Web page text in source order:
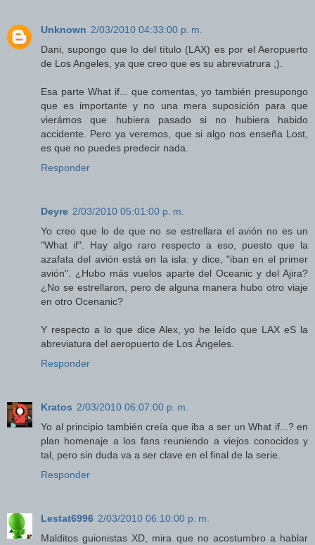
Unknown 2/03/2010 04:33:00 p. m.
Dani, supongo que lo del título (LAX) es por el Aeropuerto
de Los Angeles, ya que creo que es su abreviatrura ;).
Esa parte What if... que comentas, yo también presupongo
que es importante y no una mera suposición para que
vierámos que hubiera pasado si no hubiera habido
accidente. Pero ya veremos, que si algo nos enseña Lost,
es que no puedes predecir nada.
Responder
Deyre 2/03/2010 05:01:00 p. m.
Yo creo que lo de que no se estrellara el avión no es un
"What if". Hay algo raro respecto a eso, puesto que la
azafata del avión está en la isla: y dice, "iban en el primer
avión". ¿Hubo más vuelos aparte del Oceanic y del Ajira?
¿No se estrellaron, pero de alguna manera hubo otro viaje
en otro Ocenanic?
Y respecto a lo que dice Alex, yo he leído que LAX eS la
abreviatura del aeropuerto de Los Ángeles.
Responder
Kratos 2/03/2010 06:07:00 p. m.
Yo al principio también creía que iba a ser un What if...? en
plan homenaje a los fans reuniendo a viejos conocidos y
tal, pero sin duda va a ser clave en el final de la serie.
Responder
Lestat6996 2/03/2010 06:10:00 p. m.
Malditos guionistas XD, mira que no acostumbro a hablar